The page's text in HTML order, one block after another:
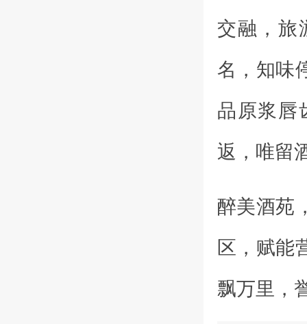
交融，旅
名，知味
品原浆唇
返，唯留
醉美酒苑
区，赋能
飘万里，